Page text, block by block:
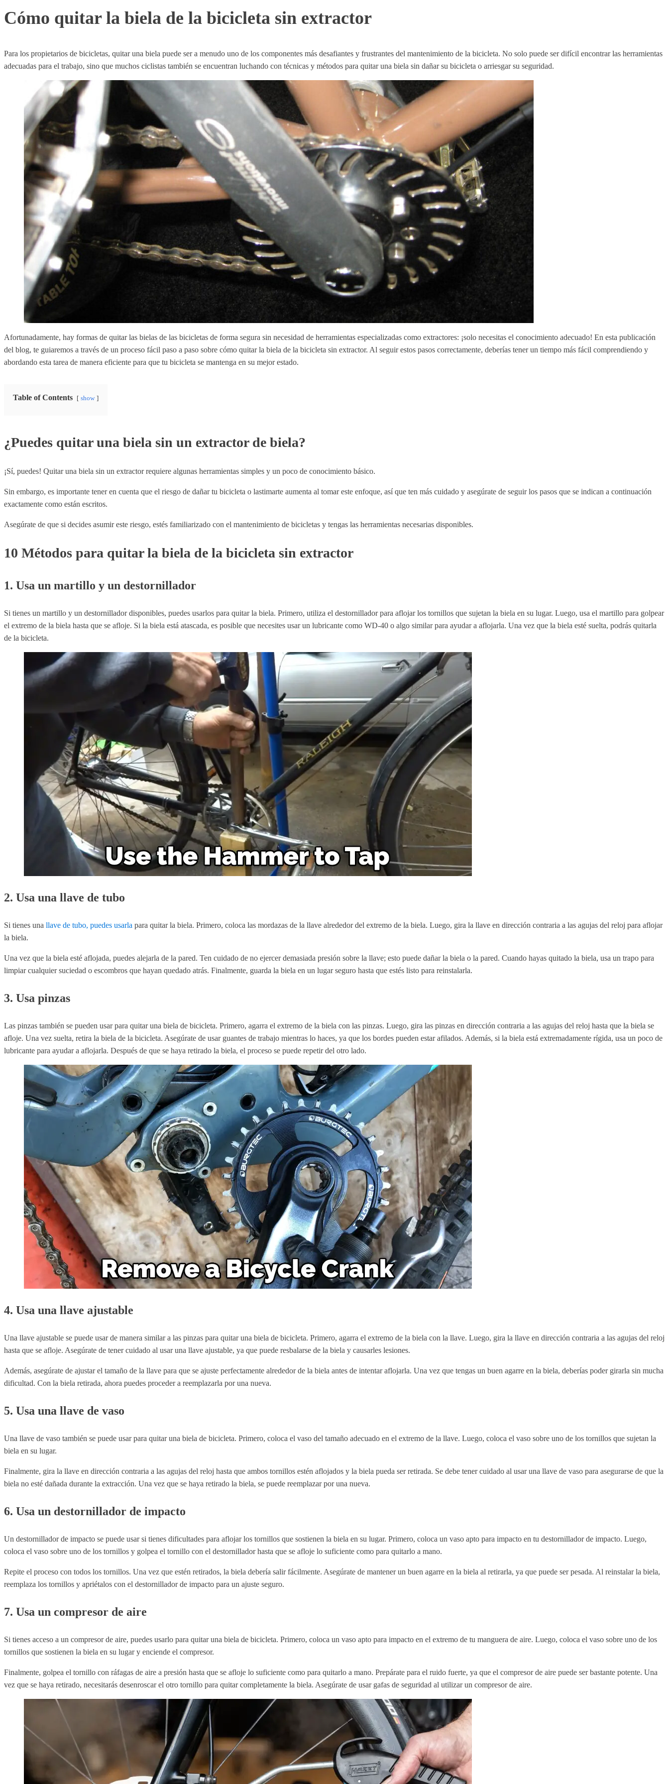
Cómo quitar la biela de la bicicleta sin extractor
Para los propietarios de bicicletas, quitar una biela puede ser a menudo uno de los componentes más desafiantes y frustrantes del mantenimiento de la bicicleta. No solo puede ser difícil encontrar las herramientas
adecuadas para el trabajo, sino que muchos ciclistas también se encuentran luchando con técnicas y métodos para quitar una biela sin dañar su bicicleta o arriesgar su seguridad.
Afortunadamente, hay formas de quitar las bielas de las bicicletas de forma segura sin necesidad de herramientas especializadas como extractores: ¡solo necesitas el conocimiento adecuado! En esta publicación
del blog, te guiaremos a través de un proceso fácil paso a paso sobre cómo quitar la biela de la bicicleta sin extractor. Al seguir estos pasos correctamente, deberías tener un tiempo más fácil comprendiendo y
abordando esta tarea de manera eficiente para que tu bicicleta se mantenga en su mejor estado.
Table of Contents show
¿Puedes quitar una biela sin un extractor de biela?
¡Sí, puedes! Quitar una biela sin un extractor requiere algunas herramientas simples y un poco de conocimiento básico.
Sin embargo, es importante tener en cuenta que el riesgo de dañar tu bicicleta o lastimarte aumenta al tomar este enfoque, así que ten más cuidado y asegúrate de seguir los pasos que se indican a continuación
exactamente como están escritos.
Asegúrate de que si decides asumir este riesgo, estés familiarizado con el mantenimiento de bicicletas y tengas las herramientas necesarias disponibles.
10 Métodos para quitar la biela de la bicicleta sin extractor
1. Usa un martillo y un destornillador
Si tienes un martillo y un destornillador disponibles, puedes usarlos para quitar la biela. Primero, utiliza el destornillador para aflojar los tornillos que sujetan la biela en su lugar. Luego, usa el martillo para golpear
el extremo de la biela hasta que se afloje. Si la biela está atascada, es posible que necesites usar un lubricante como WD-40 o algo similar para ayudar a aflojarla. Una vez que la biela esté suelta, podrás quitarla
de la bicicleta.
2. Usa una llave de tubo
Si tienes una llave de tubo, puedes usarla para quitar la biela. Primero, coloca las mordazas de la llave alrededor del extremo de la biela. Luego, gira la llave en dirección contraria a las agujas del reloj para aflojar
la biela.
Una vez que la biela esté aflojada, puedes alejarla de la pared. Ten cuidado de no ejercer demasiada presión sobre la llave; esto puede dañar la biela o la pared. Cuando hayas quitado la biela, usa un trapo para
limpiar cualquier suciedad o escombros que hayan quedado atrás. Finalmente, guarda la biela en un lugar seguro hasta que estés listo para reinstalarla.
3. Usa pinzas
Las pinzas también se pueden usar para quitar una biela de bicicleta. Primero, agarra el extremo de la biela con las pinzas. Luego, gira las pinzas en dirección contraria a las agujas del reloj hasta que la biela se
afloje. Una vez suelta, retira la biela de la bicicleta. Asegúrate de usar guantes de trabajo mientras lo haces, ya que los bordes pueden estar afilados. Además, si la biela está extremadamente rígida, usa un poco de
lubricante para ayudar a aflojarla. Después de que se haya retirado la biela, el proceso se puede repetir del otro lado.
4. Usa una llave ajustable
Una llave ajustable se puede usar de manera similar a las pinzas para quitar una biela de bicicleta. Primero, agarra el extremo de la biela con la llave. Luego, gira la llave en dirección contraria a las agujas del reloj
hasta que se afloje. Asegúrate de tener cuidado al usar una llave ajustable, ya que puede resbalarse de la biela y causarles lesiones.
Además, asegúrate de ajustar el tamaño de la llave para que se ajuste perfectamente alrededor de la biela antes de intentar aflojarla. Una vez que tengas un buen agarre en la biela, deberías poder girarla sin mucha
dificultad. Con la biela retirada, ahora puedes proceder a reemplazarla por una nueva.
5. Usa una llave de vaso
Una llave de vaso también se puede usar para quitar una biela de bicicleta. Primero, coloca el vaso del tamaño adecuado en el extremo de la llave. Luego, coloca el vaso sobre uno de los tornillos que sujetan la
biela en su lugar.
Finalmente, gira la llave en dirección contraria a las agujas del reloj hasta que ambos tornillos estén aflojados y la biela pueda ser retirada. Se debe tener cuidado al usar una llave de vaso para asegurarse de que la
biela no esté dañada durante la extracción. Una vez que se haya retirado la biela, se puede reemplazar por una nueva.
6. Usa un destornillador de impacto
Un destornillador de impacto se puede usar si tienes dificultades para aflojar los tornillos que sostienen la biela en su lugar. Primero, coloca un vaso apto para impacto en tu destornillador de impacto. Luego,
coloca el vaso sobre uno de los tornillos y golpea el tornillo con el destornillador hasta que se afloje lo suficiente como para quitarlo a mano.
Repite el proceso con todos los tornillos. Una vez que estén retirados, la biela debería salir fácilmente. Asegúrate de mantener un buen agarre en la biela al retirarla, ya que puede ser pesada. Al reinstalar la biela,
reemplaza los tornillos y apriétalos con el destornillador de impacto para un ajuste seguro.
7. Usa un compresor de aire
Si tienes acceso a un compresor de aire, puedes usarlo para quitar una biela de bicicleta. Primero, coloca un vaso apto para impacto en el extremo de tu manguera de aire. Luego, coloca el vaso sobre uno de los
tornillos que sostienen la biela en su lugar y enciende el compresor.
Finalmente, golpea el tornillo con ráfagas de aire a presión hasta que se afloje lo suficiente como para quitarlo a mano. Prepárate para el ruido fuerte, ya que el compresor de aire puede ser bastante potente. Una
vez que se haya retirado, necesitarás desenroscar el otro tornillo para quitar completamente la biela. Asegúrate de usar gafas de seguridad al utilizar un compresor de aire.